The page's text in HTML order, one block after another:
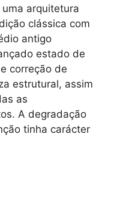
arquitetura
clássica com
antigo
estado de
correção de
estrutural, assim
as
A degradação
tinha carácter